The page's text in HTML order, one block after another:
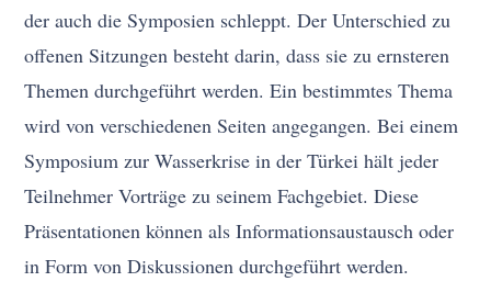
der auch die Symposien schleppt. Der Unterschied zu
offenen Sitzungen besteht darin, dass sie zu ernsteren
Themen durchgeführt werden. Ein bestimmtes Thema
wird von verschiedenen Seiten angegangen. Bei einem
Symposium zur Wasserkrise in der Türkei hält jeder
Teilnehmer Vorträge zu seinem Fachgebiet. Diese
Präsentationen können als Informationsaustausch oder
in Form von Diskussionen durchgeführt werden.